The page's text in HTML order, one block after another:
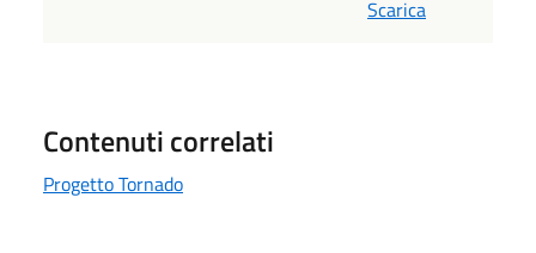
Scarica
Contenuti correlati
Progetto Tornado